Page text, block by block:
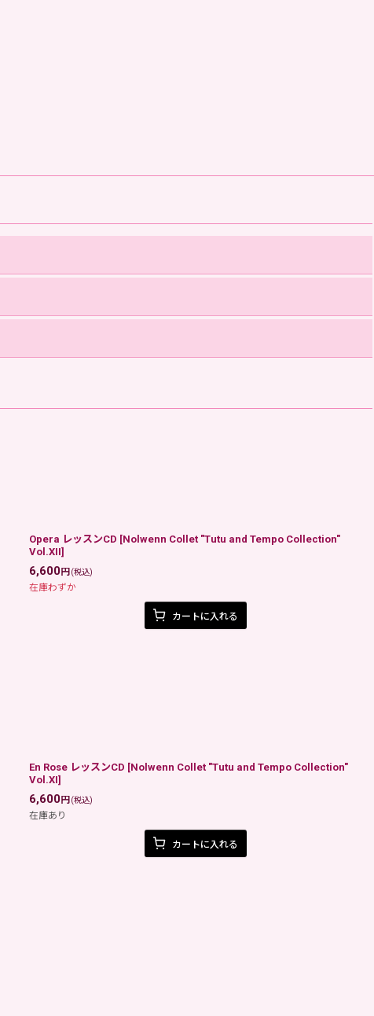
Opera レッスンCD [Nolwenn Collet "Tutu and Tempo Collection"
Vol.XII]
6,600円 (税込)
在庫わずか
カートに入れる
En Rose レッスンCD [Nolwenn Collet "Tutu and Tempo Collection"
Vol.XI]
6,600円 (税込)
在庫あり
カートに入れる